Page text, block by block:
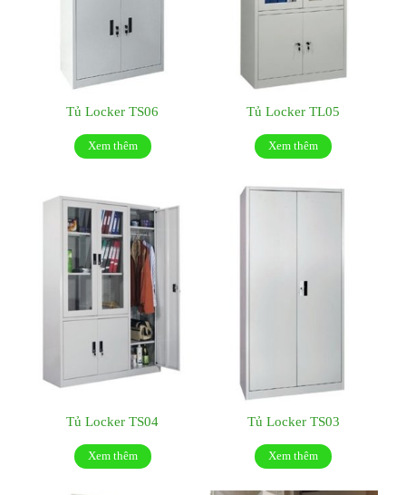
Tủ Locker TS06
Xem thêm
Tủ Locker TL05
Xem thêm
Tủ Locker TS04
Xem thêm
Tủ Locker TS03
Xem thêm